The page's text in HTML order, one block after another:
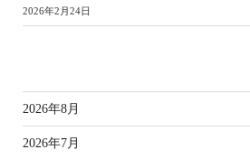
2026年2月24日
2026年8月
2026年7月